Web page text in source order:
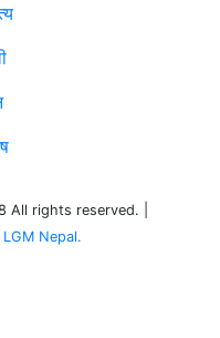
All rights reserved. |
LGM Nepal.